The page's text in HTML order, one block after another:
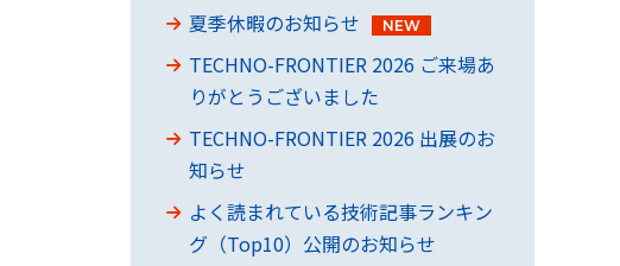
夏季休暇のお知らせ
TECHNO-FRONTIER 2026 ご来場あ
りがとうございました
TECHNO-FRONTIER 2026 出展のお
知らせ
よく読まれている技術記事ランキン
グ（Top10）公開のお知らせ